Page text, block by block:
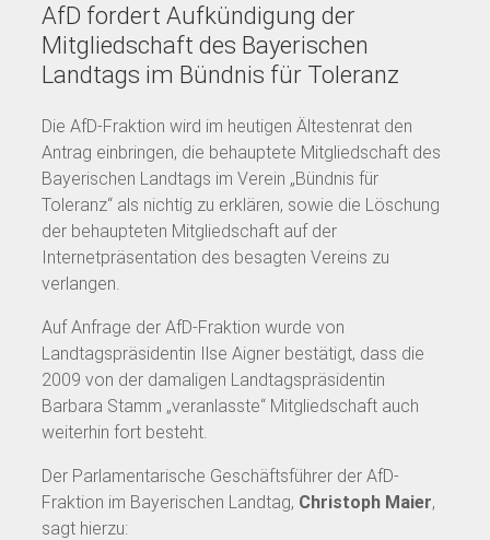
AfD fordert Aufkündigung der
Mitgliedschaft des Bayerischen
Landtags im Bündnis für Toleranz
Die AfD-Fraktion wird im heutigen Ältestenrat den
Antrag einbringen, die behauptete Mitgliedschaft des
Bayerischen Landtags im Verein „Bündnis für
Toleranz“ als nichtig zu erklären, sowie die Löschung
der behaupteten Mitgliedschaft auf der
Internetpräsentation des besagten Vereins zu
verlangen.
Auf Anfrage der AfD-Fraktion wurde von
Landtagspräsidentin Ilse Aigner bestätigt, dass die
2009 von der damaligen Landtagspräsidentin
Barbara Stamm „veranlasste“ Mitgliedschaft auch
weiterhin fort besteht.
Der Parlamentarische Geschäftsführer der AfD-
Fraktion im Bayerischen Landtag, Christoph Maier,
sagt hierzu: